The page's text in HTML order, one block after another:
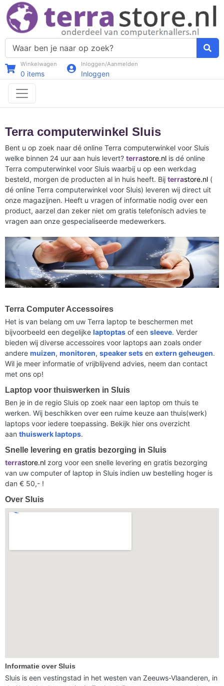
Winkelwagen
0 items
Inloggen/Aanmelden
Inloggen
Terra computerwinkel Sluis
Bent u op zoek naar dé online Terra computerwinkel voor Sluis
welke binnen 24 uur aan huis levert? terrastore.nl is dé online
Terra computerwinkel voor Sluis waarbij u op een werkdag
besteld, morgen de producten al in huis heeft. Bij terrastore.nl (
dé online Terra computerwinkel voor Sluis) leveren wij direct uit
onze magazijnen. Heeft u vragen of informatie nodig over een
product, aarzel dan zeker niet om gratis telefonisch advies te
vragen aan onze gespecialiseerde medewerkers.
Terra Computer Accessoires
Het is van belang om uw Terra laptop te beschermen met
bijvoorbeeld een degelijke laptoptas of een sleeve. Verder
bieden wij diverse accessoires voor laptops aan zoals onder
andere muizen, monitoren, speaker sets en extern geheugen.
Wil je meer informatie of vrijblijvend advies, neem dan contact
met ons op!
Laptop voor thuiswerken in Sluis
Ben je in de regio Sluis op zoek naar een laptop om thuis te
werken. Wij beschikken over een ruime keuze aan thuis(werk)
laptops voor iedere toepassing. Bekijk hier ons overzicht
aan thuiswerk laptops.
Snelle levering en gratis bezorging in Sluis
terrastore.nl zorg voor een snelle levering en gratis bezorging
van uw computer of laptop in Sluis indien uw bestelling hoger is
dan € 50,- !
Over Sluis
Informatie over Sluis
Sluis is een vestingstad in het westen van Zeeuws-Vlaanderen, in